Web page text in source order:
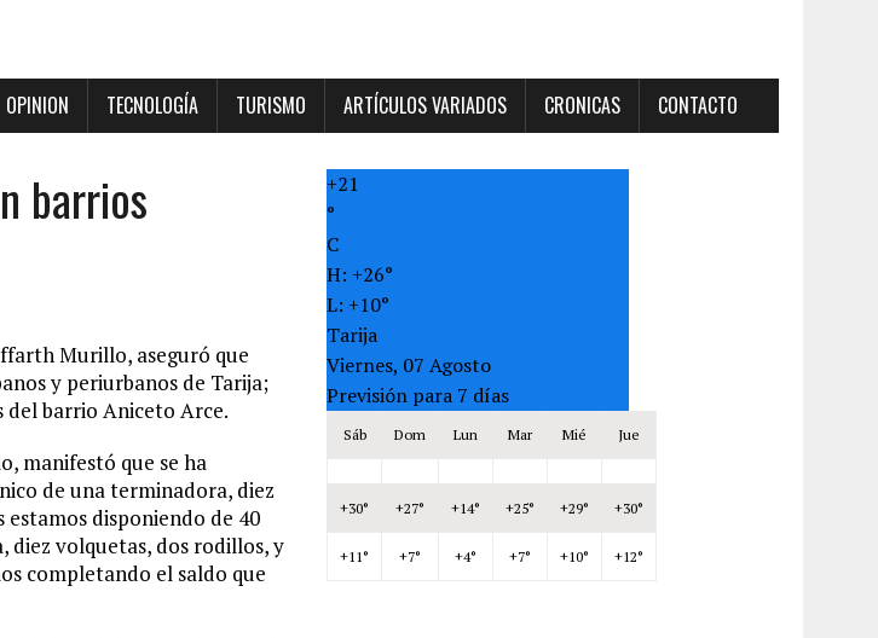
OPINION TECNOLOGÍA TURISMO ARTÍCULOS VARIADOS CRONICAS CONTACTO
barrios
Murillo, aseguró que
y periurbanos de Tarija;
del barrio Aniceto Arce.
manifestó que se ha
de una terminadora, diez
estamos disponiendo de 40
diez volquetas, dos rodillos, y
completando el saldo que
+21
°
C
H: +26°
L: +10°
Tarija
Viernes, 07 Agosto
Previsión para 7 días
Sáb Dom Lun Mar Mié Jue
+30° +27° +14° +25° +29° +30°
+11° +7° +4° +7° +10° +12°